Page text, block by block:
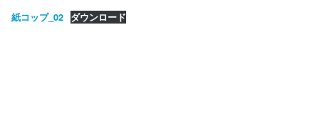
紙コップ_02 ダウンロード